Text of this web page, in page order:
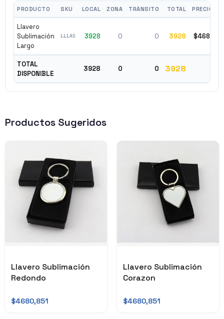
PRODUCTO SKU LOCAL ZONA TRÁNSITO TOTAL PRECIO
Llavero
Sublimación
Largo
LLLAS 3928 0 0 3928 $4681
TOTAL
DISPONIBLE
3928 0 0 3928
Productos Sugeridos
Llavero Sublimación
Redondo
$4680,851
Llavero Sublimación
Corazon
$4680,851